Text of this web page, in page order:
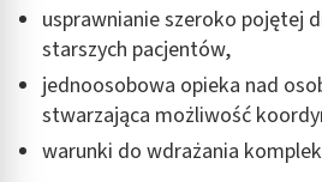
usprawnianie szeroko pojętej
starszych pacjentów,
jednoosobowa opieka nad
stwarzająca możliwość
warunki do wdrażania